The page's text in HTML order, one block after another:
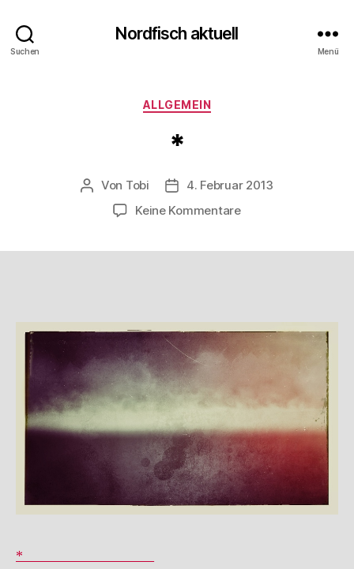
Suchen
Nordfisch aktuell
Menü
Kategorien
ALLGEMEIN
*
Beitragsautor
Von Tobi Beitragsdatum
4. Februar 2013
Keine Kommentarezu
* __________________